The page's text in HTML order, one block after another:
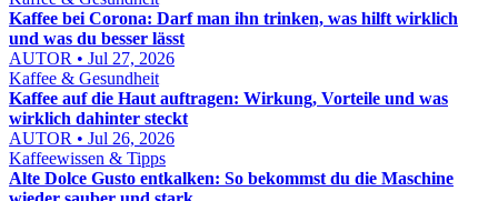
Kaffee bei Corona: Darf man ihn trinken, was hilft wirklich
und was du besser lässt
AUTOR • Jul 27, 2026
Kaffee & Gesundheit
Kaffee auf die Haut auftragen: Wirkung, Vorteile und was
wirklich dahinter steckt
AUTOR • Jul 26, 2026
Kaffeewissen & Tipps
Alte Dolce Gusto entkalken: So bekommst du die Maschine